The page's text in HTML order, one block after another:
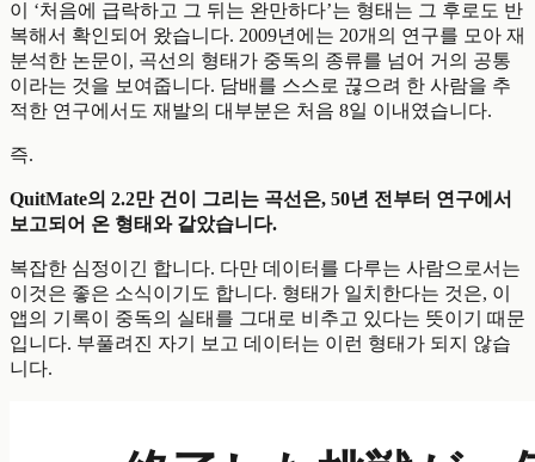
이 ‘처음에 급락하고 그 뒤는 완만하다’는 형태는 그 후로도 반
복해서 확인되어 왔습니다. 2009년에는 20개의 연구를 모아 재
분석한 논문이, 곡선의 형태가 중독의 종류를 넘어 거의 공통
이라는 것을 보여줍니다. 담배를 스스로 끊으려 한 사람을 추
적한 연구에서도 재발의 대부분은 처음 8일 이내였습니다.
즉.
QuitMate의 2.2만 건이 그리는 곡선은, 50년 전부터 연구에서
보고되어 온 형태와 같았습니다.
복잡한 심정이긴 합니다. 다만 데이터를 다루는 사람으로서는
이것은 좋은 소식이기도 합니다. 형태가 일치한다는 것은, 이
앱의 기록이 중독의 실태를 그대로 비추고 있다는 뜻이기 때문
입니다. 부풀려진 자기 보고 데이터는 이런 형태가 되지 않습
니다.